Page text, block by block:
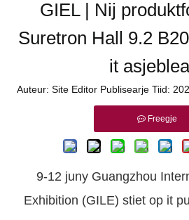
GIEL | Nij
Suretron Hall 9.2
it
Auteur: Site Editor Publisearje Tiid:
Freegje
9-12 juny Guangzhou
Exhibition (GILE) stiet op it